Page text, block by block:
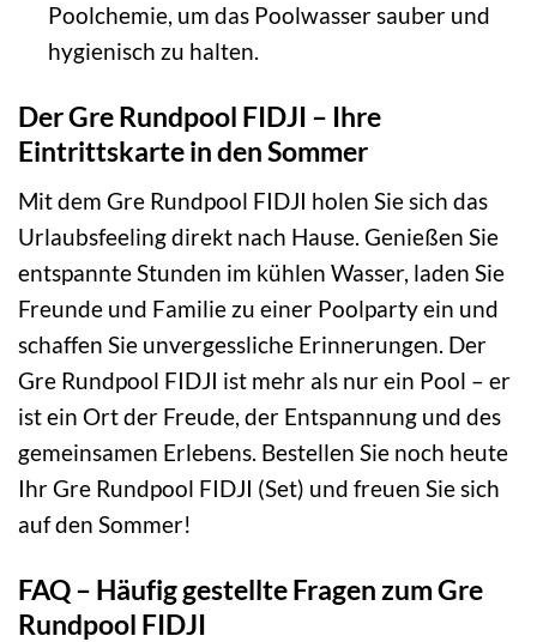
Poolchemie, um das Poolwasser sauber und
hygienisch zu halten.
Der Gre Rundpool FIDJI – Ihre
Eintrittskarte in den Sommer
Mit dem Gre Rundpool FIDJI holen Sie sich das
Urlaubsfeeling direkt nach Hause. Genießen Sie
entspannte Stunden im kühlen Wasser, laden Sie
Freunde und Familie zu einer Poolparty ein und
schaffen Sie unvergessliche Erinnerungen. Der
Gre Rundpool FIDJI ist mehr als nur ein Pool – er
ist ein Ort der Freude, der Entspannung und des
gemeinsamen Erlebens. Bestellen Sie noch heute
Ihr Gre Rundpool FIDJI (Set) und freuen Sie sich
auf den Sommer!
FAQ – Häufig gestellte Fragen zum Gre
Rundpool FIDJI